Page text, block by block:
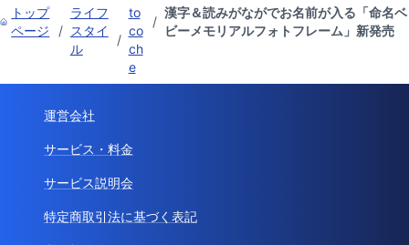
トップ
ページ
/
ライフ
スタイ
ル
/
to
co
ch
e
/
漢字＆読みがながでお名前が入る「命名ベ
ビーメモリアルフォトフレーム」新発売
運営会社
サービス・料金
サービス説明会
特定商取引法に基づく表記